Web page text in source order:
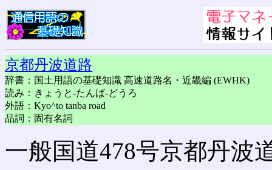
京都丹波道路
辞書：国土用語の基礎知識 高速道路名・近畿編 (EWHK)
読み：きょうと-たんば-どうろ
外語：Kyo^to tanba road
品詞：固有名詞
一般国道478号京都丹波